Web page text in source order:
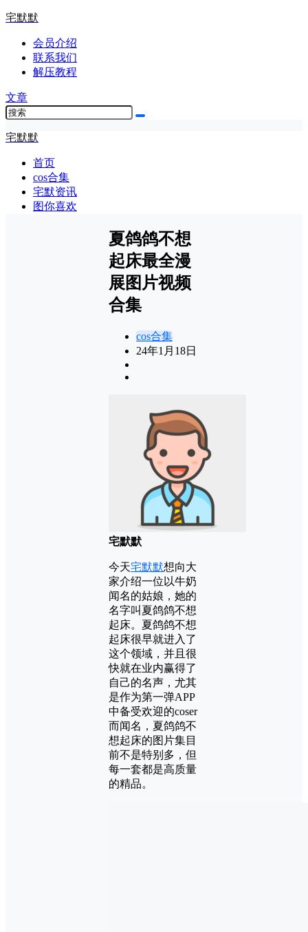
宅默默
会员介绍
联系我们
解压教程
文章
宅默默
首页
cos合集
宅默资讯
图你喜欢
夏鸽鸽不想
起床最全漫
展图片视频
合集
cos合集
24年1月18日
宅默默
今天宅默默想向大
家介绍一位以牛奶
闻名的姑娘，她的
名字叫夏鸽鸽不想
起床。夏鸽鸽不想
起床很早就进入了
这个领域，并且很
快就在业内赢得了
自己的名声，尤其
是作为第一弹APP
中备受欢迎的coser
而闻名，夏鸽鸽不
想起床的图片集目
前不是特别多，但
每一套都是高质量
的精品。